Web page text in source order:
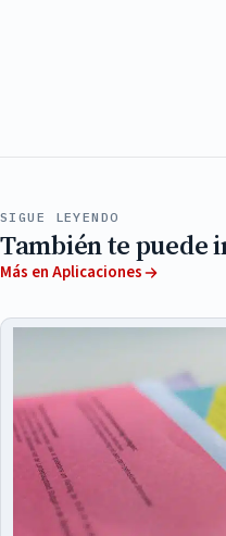
SIGUE LEYENDO
También te puede
Más en Aplicaciones